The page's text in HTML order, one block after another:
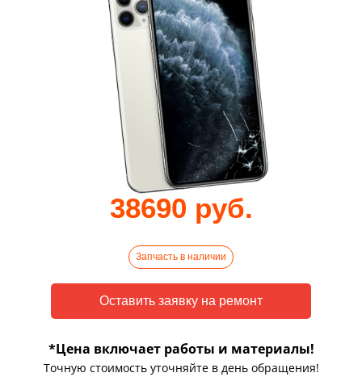
38690 руб.
Запчасть в наличии
*Цена включает работы и материалы!
Точную стоимость уточняйте в день обращения!